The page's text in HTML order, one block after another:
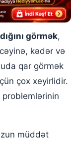
görmək,
kədər və
qar görmək
çox xeyirlidir.
problemlərinin
müddət